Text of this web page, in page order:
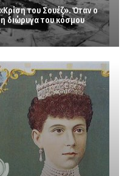
του Σουέζ». Όταν ο
διώρυγα του κόσμου